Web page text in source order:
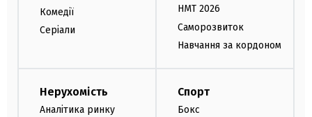
Комедії
Серіали
НМТ 2026
Саморозвиток
Навчання за кордоном
Нерухомість
Аналітика ринку
Спорт
Бокс